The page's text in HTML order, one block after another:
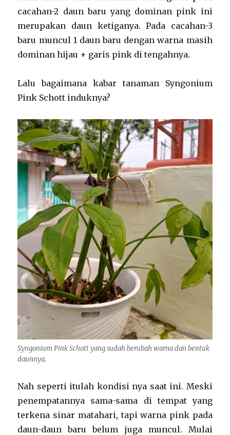
cacahan-2 daun baru yang dominan pink ini
merupakan daun ketiganya. Pada cacahan-3
baru muncul 1 daun baru dengan warna masih
dominan hijau + garis pink di tengahnya.
Lalu bagaimana kabar tanaman Syngonium
Pink Schott induknya?
Syngonium Pink Schott yang sudah berubah warna dan bentuk
daunnya.
Nah seperti itulah kondisi nya saat ini. Meski
penempatannya sama-sama di tempat yang
terkena sinar matahari, tapi warna pink pada
daun-daun baru belum juga muncul. Mulai